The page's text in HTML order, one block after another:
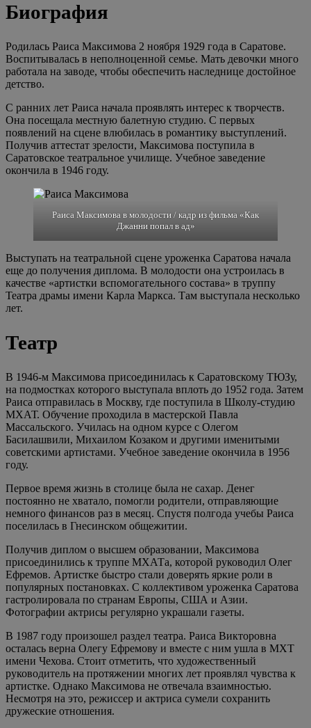
Биография
Родилась Раиса Максимова 2 ноября 1929 года в Саратове.
Воспитывалась в неполноценной семье. Мать девочки много
работала на заводе, чтобы обеспечить наследнице достойное
детство.
С ранних лет Раиса начала проявлять интерес к творчеств.
Она посещала местную балетную студию. С первых
появлений на сцене влюбилась в романтику выступлений.
Получив аттестат зрелости, Максимова поступила в
Саратовское театральное училище. Учебное заведение
окончила в 1946 году.
Раиса Максимова в молодости / кадр из фильма «Как
Джанни попал в ад»
Выступать на театральной сцене уроженка Саратова начала
еще до получения диплома. В молодости она устроилась в
качестве «артистки вспомогательного состава» в труппу
Театра драмы имени Карла Маркса. Там выступала несколько
лет.
Театр
В 1946-м Максимова присоединилась к Саратовскому ТЮЗу,
на подмостках которого выступала вплоть до 1952 года. Затем
Раиса отправилась в Москву, где поступила в Школу-студию
МХАТ. Обучение проходила в мастерской Павла
Массальского. Училась на одном курсе с Олегом
Басилашвили, Михаилом Козаком и другими именитыми
советскими артистами. Учебное заведение окончила в 1956
году.
Первое время жизнь в столице была не сахар. Денег
постоянно не хватало, помогли родители, отправляющие
немного финансов раз в месяц. Спустя полгода учебы Раиса
поселилась в Гнесинском общежитии.
Получив диплом о высшем образовании, Максимова
присоединились к труппе МХАТа, которой руководил Олег
Ефремов. Артистке быстро стали доверять яркие роли в
популярных постановках. С коллективом уроженка Саратова
гастролировала по странам Европы, США и Азии.
Фотографии актрисы регулярно украшали газеты.
В 1987 году произошел раздел театра. Раиса Викторовна
осталась верна Олегу Ефремову и вместе с ним ушла в МХТ
имени Чехова. Стоит отметить, что художественный
руководитель на протяжении многих лет проявлял чувства к
артистке. Однако Максимова не отвечала взаимностью.
Несмотря на это, режиссер и актриса сумели сохранить
дружеские отношения.